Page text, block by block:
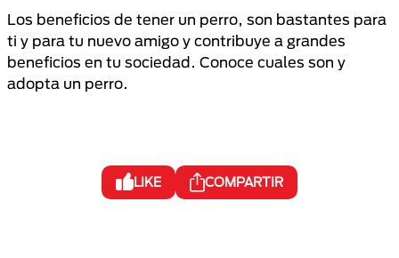
Los beneficios de tener un perro, son bastantes para
ti y para tu nuevo amigo y contribuye a grandes
beneficios en tu sociedad. Conoce cuales son y
adopta un perro.
LIKE COMPARTIR